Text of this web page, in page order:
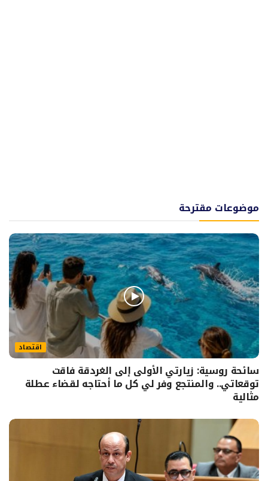
موضوعات مقترحة
اقتصاد
سائحة روسية: زيارتي الأولى إلى الغردقة فاقت
توقعاتي.. والمنتجع وفر لي كل ما أحتاجه لقضاء عطلة
مثالية